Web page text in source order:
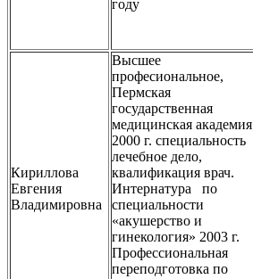
году
Кириллова
Евгения
Владимировна
Высшее
професиональное,
Пермская
государственная
медицинская академия
2000 г. специальность
лечебное дело,
квалификация врач.
Интернатура по
специальности
«акушерство и
гинекология» 2003 г.
Профессиональная
переподготовка по